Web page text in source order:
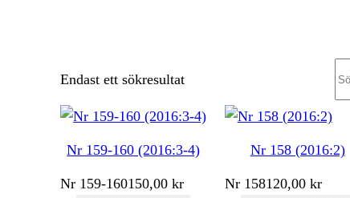
Endast ett sökresultat
Nr 159-160 (2016:3-4)
Nr 159-160150,00kr
Nr 158 (2016:2)
Nr 158120,00 kr